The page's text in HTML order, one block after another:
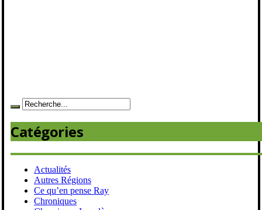
Catégories
Actualités
Autres Régions
Ce qu’en pense Ray
Chroniques